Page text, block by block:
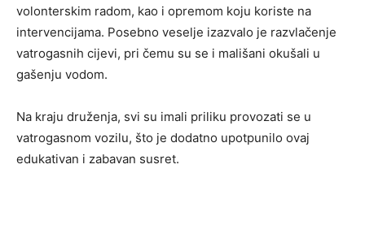
volonterskim radom, kao i opremom koju koriste na
intervencijama. Posebno veselje izazvalo je razvlačenje
vatrogasnih cijevi, pri čemu su se i mališani okušali u
gašenju vodom.
Na kraju druženja, svi su imali priliku provozati se u
vatrogasnom vozilu, što je dodatno upotpunilo ovaj
edukativan i zabavan susret.